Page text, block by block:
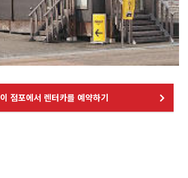
이 점포에서 렌터카를 예약하기